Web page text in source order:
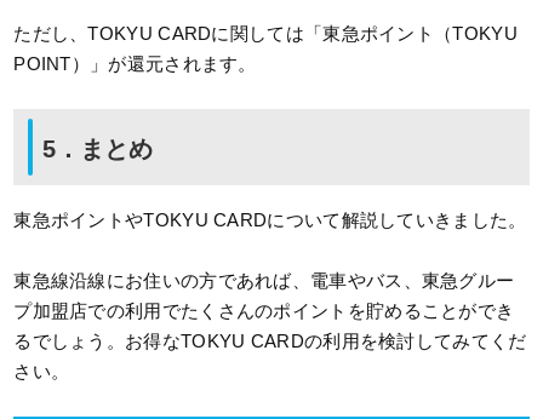
ただし、TOKYU CARDに関しては「東急ポイント（TOKYU
POINT）」が還元されます。
5．まとめ
東急ポイントやTOKYU CARDについて解説していきました。
東急線沿線にお住いの方であれば、電車やバス、東急グルー
プ加盟店での利用でたくさんのポイントを貯めることができ
るでしょう。お得なTOKYU CARDの利用を検討してみてくだ
さい。